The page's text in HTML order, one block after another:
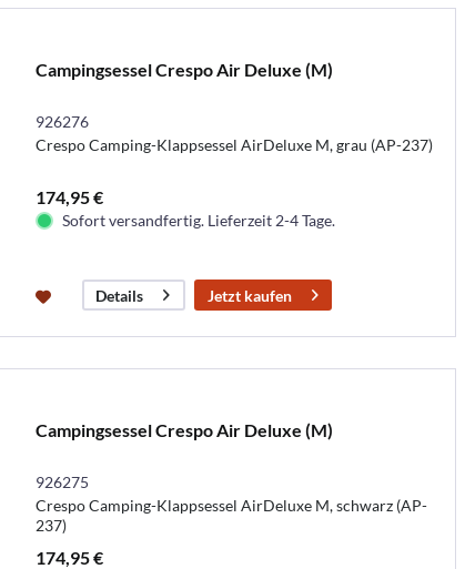
Campingsessel Crespo Air Deluxe (M)
926276
Crespo Camping-Klappsessel AirDeluxe M, grau (AP-237)
174,95 €
Sofort versandfertig. Lieferzeit 2-4 Tage.
Details Jetzt kaufen
Campingsessel Crespo Air Deluxe (M)
926275
Crespo Camping-Klappsessel AirDeluxe M, schwarz (AP-
237)
174,95 €